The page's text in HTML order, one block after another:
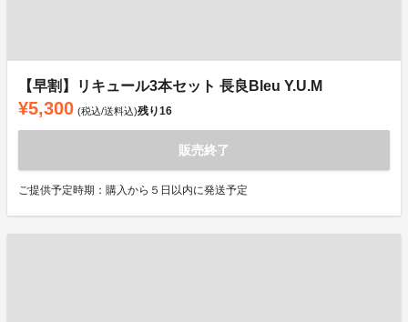
【早割】リキュール3本セット 長良Bleu Y.U.M
¥5,300 (税込/送料込)残り16
販売終了
ご提供予定時期：購入から５日以内に発送予定